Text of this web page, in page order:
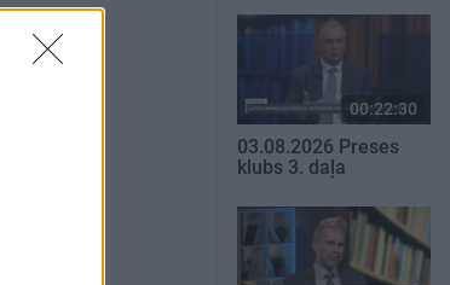
SKATĪT VISUS
00:22:30
03.08.2026 Preses
klubs 3. daļa